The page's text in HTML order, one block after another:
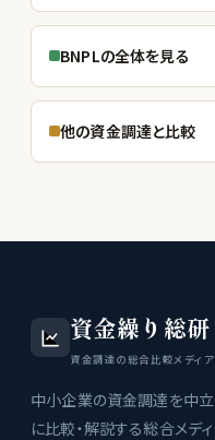
BNPLの全体を見る
他の資金調達と比較
資金繰り総研
資金調達の総合比較メディア
中小企業の資金調達を中立
に比較・解説する総合メディ